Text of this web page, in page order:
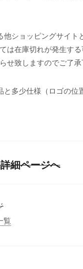
ショッピングサイト
在庫切れが発生する
せ致しますのでご了承
多少仕様（ロゴの位
細ページへ
覧